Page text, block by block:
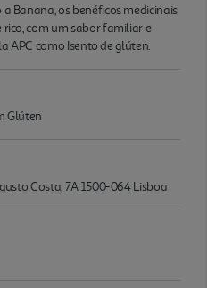
Banana, os benéficos medicinais
com um sabor familiar e
APC como Isento de glúten.
Glúten
Costa, 7A 1500-064 Lisboa